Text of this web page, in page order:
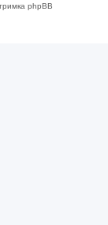
phpBB